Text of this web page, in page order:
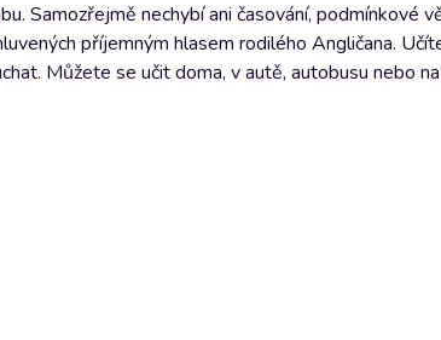
Samozřejmě nechybí ani časování, podmínkové
příjemným hlasem rodilého Angličana.
Můžete se učit doma, v autě, autobusu nebo na